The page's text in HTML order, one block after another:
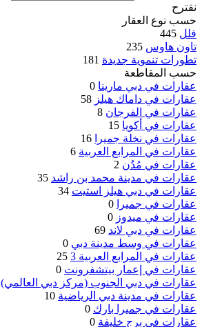
نقترح
حسب نوع العقار
فلل 445
تاون هاوس 235
تطورات تنموية جديدة 181
حسب المقاطعة
عقارات في دبي مارينا 0
عقارات في داماك هيلز 58
عقارات في الفرجان 8
عقارات في أكويا 15
عقارات في نخلة جميرا
16
عقارات في المرابع العربية 6
عقارات في مُدُن 2
عقارات في مدينة محمد بن راشد 35
عقارات في دبي هيلز استيت 34
عقارات في جميرا
0
عقارات في ميدوز 0
عقارات في دبي لاند 69
عقارات في وسط مدينة دبي 0
عقارات في المرابع العربية 3
25
عقارات في إعمار بيتشفرونت 0
عقارات في دبي الجنوب (مركز دبي العالمي)
عقارات في مدينة دبي الرياضية 10
عقارات في جميرا بارك 0
عقارات في برج خليفة 0